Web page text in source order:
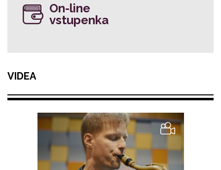
On-line
vstupenka
VIDEA